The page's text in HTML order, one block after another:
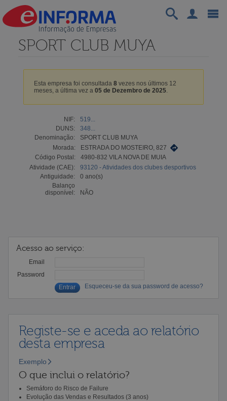
SPORT CLUB MUYA
Esta empresa foi consultada 8vezes nos últimos 12
meses, a última vez a 05 de Dezembro de 2025.
NIF:
519...
DUNS:
348...
Denominação:
SPORT CLUB MUYA
Morada:
ESTRADA DO MOSTEIRO, 827
Código Postal:
4980-832 VILA NOVA DE MUIA
Atividade (CAE):
93120 - Atividades dos clubes desportivos
Antiguidade:
0 ano(s)
Balanço
disponível:
NÃO
Acesso ao serviço:
Email
Password
Esqueceu-se da sua password de acesso?
Registe-se e aceda ao relatório
desta empresa
Exemplo
O que inclui o relatório?
Semáforo do Risco de Failure
Evolução das Vendas e Resultados (3 anos)